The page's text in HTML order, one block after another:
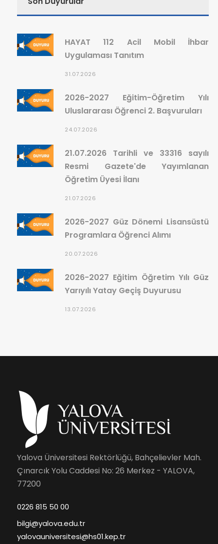
HAYAT 112 Acil Mobil İhbar
Uygulaması Tanıtım
31.07.2026
2026-2027 Eğitim-Öğretim Yılı
Uluslararası Öğrenci 2. Başvuruları
24.07.2026
21.07.2026 Tarihli ve 33316 sayılı
Resmi Gazete'de Yayımlanan
Öğretim Üyesi İlanı
21.07.2026
2026-2027 Güz Dönemi Lisansüstü
Programlara Öğrenci Alımı
20.07.2026
2026-2027 Eğitim Öğretim Yılı Güz
Yarıyılı Yatay Geçiş Duyurusu
13.07.2026
Yalova Üniversitesi Rektörlüğü, Bahçelievler Mah.
Çınarcık Yolu Caddesi No: 26 Merkez - YALOVA,
77200
0226 815 50 00
bilgi@yalova.edu.tr
yalovauniversitesi@hs01.kep.tr